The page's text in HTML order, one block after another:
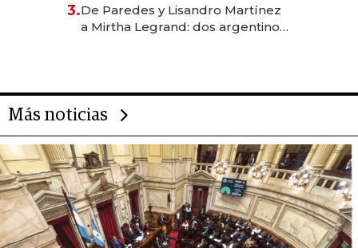
las marcas "fast premium"
3.De Paredes y Lisandro Martínez
a Mirtha Legrand: dos argentinos
Más noticias